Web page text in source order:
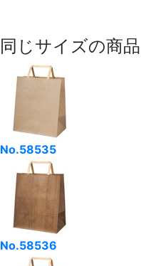
同じサイズの商品
No.58535
No.58536